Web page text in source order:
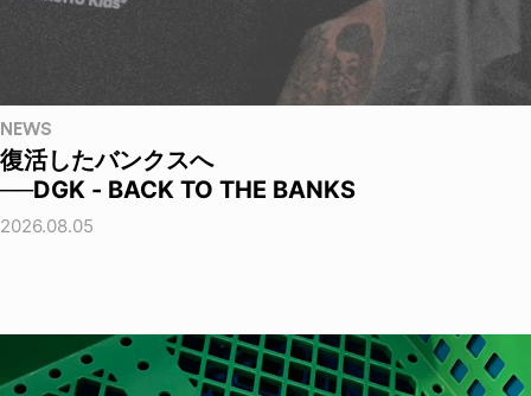
NEWS
復活したバンクスへ
──DGK - BACK TO THE BANKS
2026.08.05